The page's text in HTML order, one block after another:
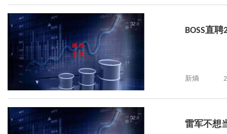
BOSS直
新熵
雷军不想